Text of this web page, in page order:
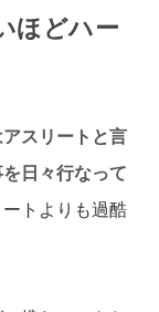
ほどハー
スリートと言
日々行なって
トよりも過酷